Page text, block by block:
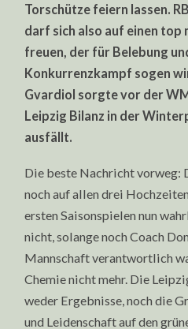
Torschütze feiern lassen.
darf sich also auf einen
freuen, der für Belebung
Konkurrenzkampf sogen
Gvardiol sorgte vor der
Leipzig Bilanz in der
ausfällt.
Die beste Nachricht vorweg:
noch auf allen drei
ersten Saisonspielen nun
nicht, solange noch Coach
Mannschaft verantwortlich
Chemie nicht mehr. Die
weder Ergebnisse, noch die
und Leidenschaft auf den